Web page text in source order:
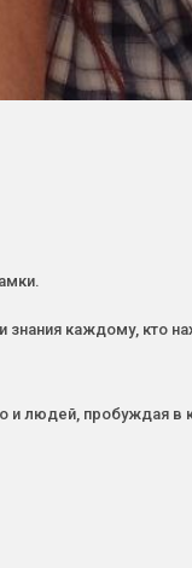
каждому, кто
людей, пробуждая в